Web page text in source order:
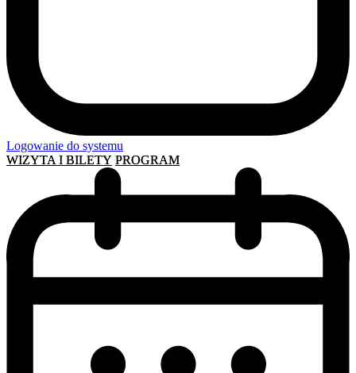
Logowanie do systemu
WIZYTA I BILETY PROGRAM